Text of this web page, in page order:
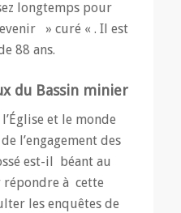
longtemps pour
» curé « . Il est
88 ans.
du Bassin minier
et le monde
l’engagement des
est-il béant au
répondre à cette
les enquêtes de